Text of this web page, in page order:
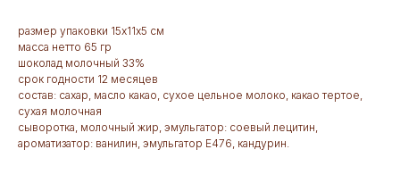
размер упаковки 15х11х5 см
масса нетто 65 гр
шоколад молочный 33%
срок годности 12 месяцев
состав: сахар, масло какао, сухое цельное молоко, какао тертое,
сухая молочная
сыворотка, молочный жир, эмульгатор: соевый лецитин,
ароматизатор: ванилин, эмульгатор Е476, кандурин.